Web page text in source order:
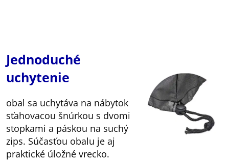
Jednoduché
uchytenie
obal sa uchytáva na nábytok
sťahovacou šnúrkou s dvomi
stopkami a páskou na suchý
zips. Súčasťou obalu je aj
praktické úložné vrecko.